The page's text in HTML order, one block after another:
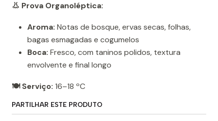
👃 Prova Organoléptica:
Aroma: Notas de bosque, ervas secas, folhas,
bagas esmagadas e cogumelos
Boca: Fresco, com taninos polidos, textura
envolvente e final longo
🍽️ Serviço: 16–18 ºC
PARTILHAR ESTE PRODUTO